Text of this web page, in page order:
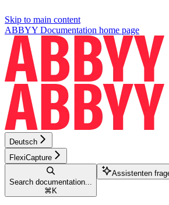
Skip to main content
ABBYY Documentation home page
Deutsch
FlexiCapture
Search documentation...
⌘ K
Assistenten